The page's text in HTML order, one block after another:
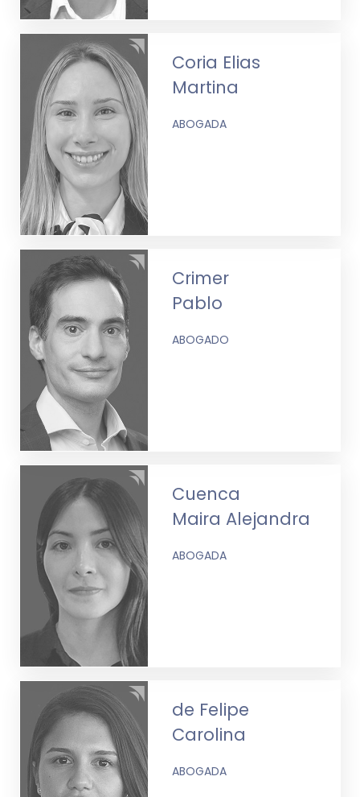
Coria Elias
Martina
ABOGADA
Crimer
Pablo
ABOGADO
Cuenca
Maira Alejandra
ABOGADA
de Felipe
Carolina
ABOGADA